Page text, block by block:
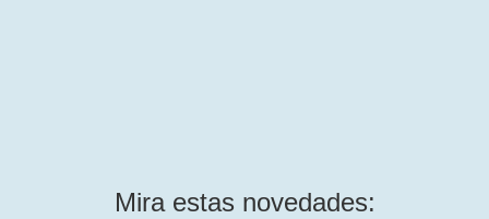
Mira estas novedades: